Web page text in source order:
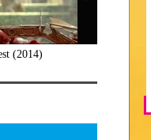
(2014)